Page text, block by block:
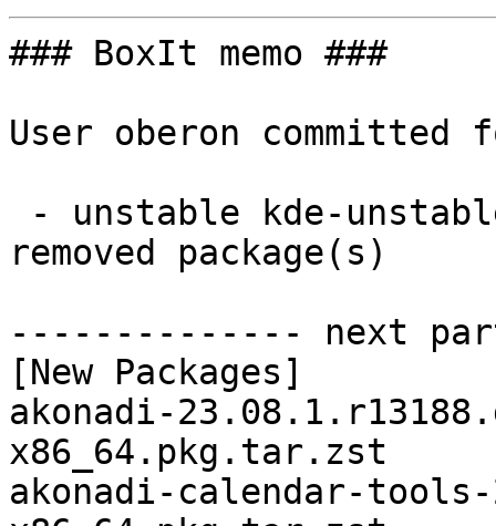
### BoxIt memo ###
User oberon committed
removed package(s)
-------------- next
[New Packages]
akonadi-
x86_64.pkg.tar.zst
akonadi-calendar-